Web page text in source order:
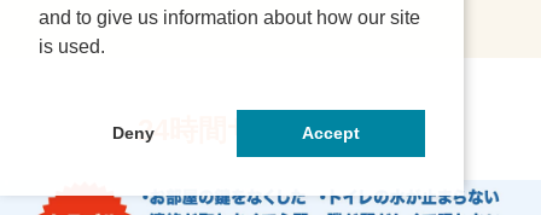
24時間サポート体制
and to give us information about how our site
is used.
Deny Accept